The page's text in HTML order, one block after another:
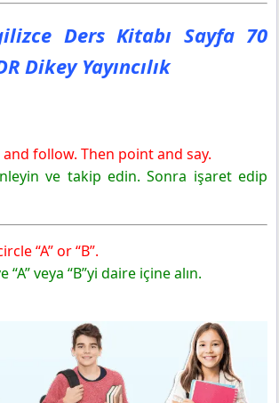
Ders Kitabı Sayfa 70
Dikey Yayıncılık
follow. Then point and say.
ve takip edin. Sonra işaret edip
“A” or “B”.
“A” veya “B”yi daire içine alın.